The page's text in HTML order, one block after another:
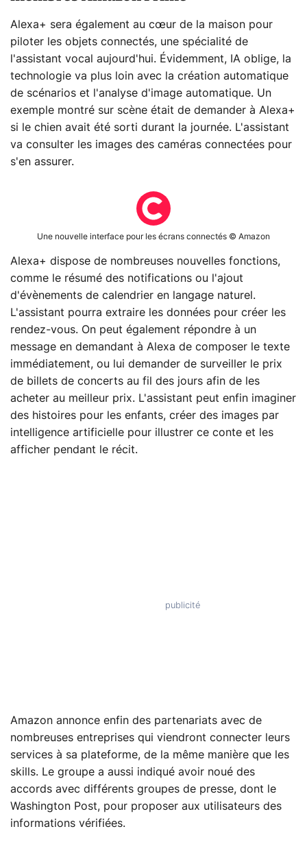
Alexa+ sera également au cœur de la maison pour
piloter les objets connectés, une spécialité de
l'assistant vocal aujourd'hui. Évidemment, IA oblige, la
technologie va plus loin avec la création automatique
de scénarios et l'analyse d'image automatique. Un
exemple montré sur scène était de demander à Alexa+
si le chien avait été sorti durant la journée. L'assistant
va consulter les images des caméras connectées pour
s'en assurer.
Une nouvelle interface pour les écrans connectés © Amazon
Alexa+ dispose de nombreuses nouvelles fonctions,
comme le résumé des notifications ou l'ajout
d'évènements de calendrier en langage naturel.
L'assistant pourra extraire les données pour créer les
rendez-vous. On peut également répondre à un
message en demandant à Alexa de composer le texte
immédiatement, ou lui demander de surveiller le prix
de billets de concerts au fil des jours afin de les
acheter au meilleur prix. L'assistant peut enfin imaginer
des histoires pour les enfants, créer des images par
intelligence artificielle pour illustrer ce conte et les
afficher pendant le récit.
Amazon annonce enfin des partenariats avec de
nombreuses entreprises qui viendront connecter leurs
services à sa plateforme, de la même manière que les
skills. Le groupe a aussi indiqué avoir noué des
accords avec différents groupes de presse, dont le
Washington Post, pour proposer aux utilisateurs des
informations vérifiées.